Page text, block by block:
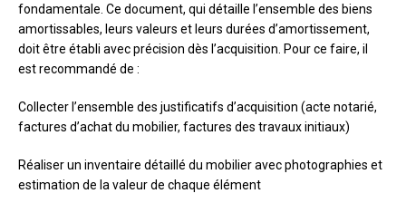
fondamentale. Ce document, qui détaille l’ensemble des biens
amortissables, leurs valeurs et leurs durées d’amortissement,
doit être établi avec précision dès l’acquisition. Pour ce faire, il
est recommandé de :
Collecter l’ensemble des justificatifs d’acquisition (acte notarié,
factures d’achat du mobilier, factures des travaux initiaux)
Réaliser un inventaire détaillé du mobilier avec photographies et
estimation de la valeur de chaque élément